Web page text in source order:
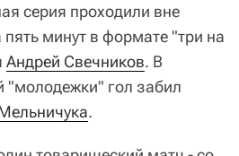
серия проходили вне
минут в формате "три на
Андрей Свечников. В
"молодежки" гол забил
.